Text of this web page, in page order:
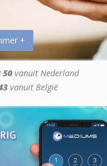
+
50 vanuit Nederland
vanuit België